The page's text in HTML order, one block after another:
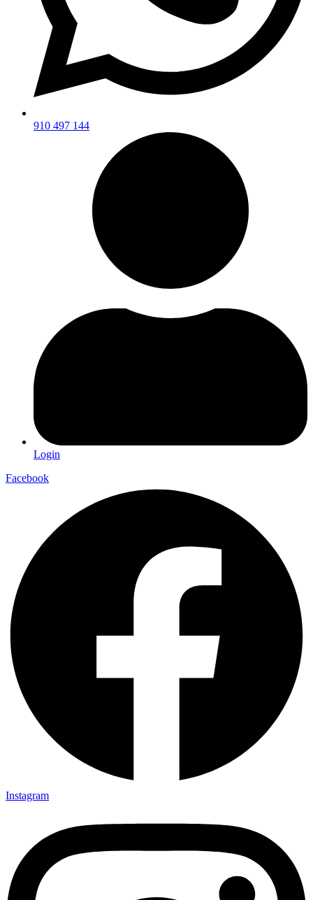
910 497 144
Login
Facebook
Instagram